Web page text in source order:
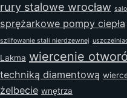
rury stalowe wrocław
sprężarkowe pompy ciepła
szlifowanie stali nierdzewnej
Lakma wiercenie
techniką diamentową
żelbecie wnętrza